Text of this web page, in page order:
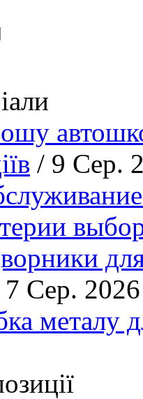
/ 9 Сер.
Сер. 2026
металу